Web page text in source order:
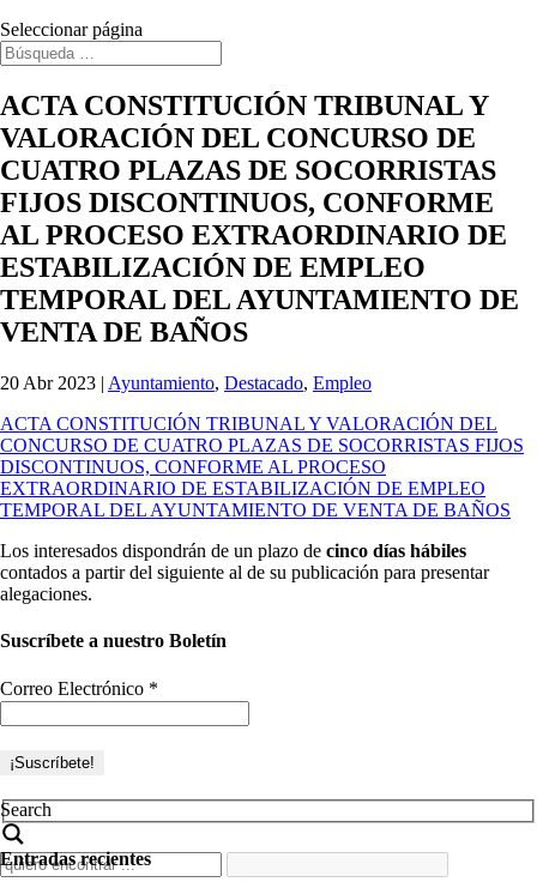
Seleccionar página
ACTA CONSTITUCIÓN TRIBUNAL Y
VALORACIÓN DEL CONCURSO DE
CUATRO PLAZAS DE SOCORRISTAS
FIJOS DISCONTINUOS, CONFORME
AL PROCESO EXTRAORDINARIO DE
ESTABILIZACIÓN DE EMPLEO
TEMPORAL DEL AYUNTAMIENTO DE
VENTA DE BAÑOS
20 Abr 2023 | Ayuntamiento, Destacado, Empleo
ACTA CONSTITUCIÓN TRIBUNAL Y VALORACIÓN DEL
CONCURSO DE CUATRO PLAZAS DE SOCORRISTAS FIJOS
DISCONTINUOS, CONFORME AL PROCESO
EXTRAORDINARIO DE ESTABILIZACIÓN DE EMPLEO
TEMPORAL DEL AYUNTAMIENTO DE VENTA DE BAÑOS
Los interesados dispondrán de un plazo de cinco días hábiles
contados a partir del siguiente al de su publicación para presentar
alegaciones.
Suscríbete a nuestro Boletín
Correo Electrónico *
Search
Entradas recientes